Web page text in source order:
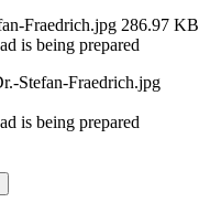
Fraedrich.jpg 286.97 KB
is being prepared
Stefan-Fraedrich.jpg
is being prepared